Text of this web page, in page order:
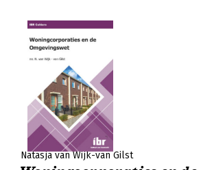
Natasja van Wijk-van Gilst